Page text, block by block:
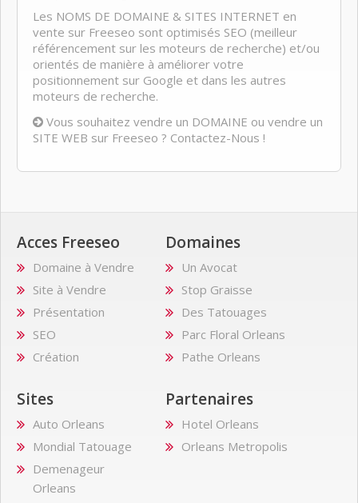
Les NOMS DE DOMAINE & SITES INTERNET en
vente sur Freeseo sont optimisés SEO (meilleur
référencement sur les moteurs de recherche) et/ou
orientés de manière à améliorer votre
positionnement sur Google et dans les autres
moteurs de recherche.
Vous souhaitez vendre un DOMAINE ou vendre un
SITE WEB sur Freeseo ? Contactez-Nous !
Acces Freeseo
Domaine à Vendre
Site à Vendre
Présentation
SEO
Création
Domaines
Un Avocat
Stop Graisse
Des Tatouages
Parc Floral Orleans
Pathe Orleans
Sites
Auto Orleans
Mondial Tatouage
Demenageur
Orleans
Partenaires
Hotel Orleans
Orleans Metropolis